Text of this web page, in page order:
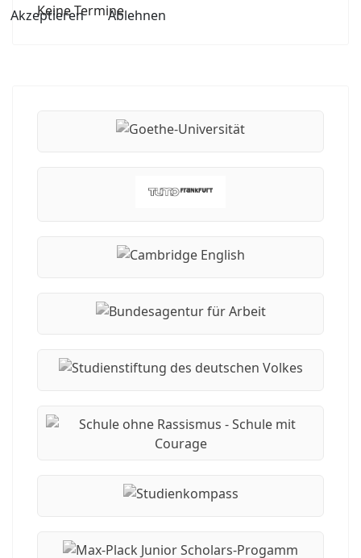
Keine Termine
Akzeptieren
Ablehnen